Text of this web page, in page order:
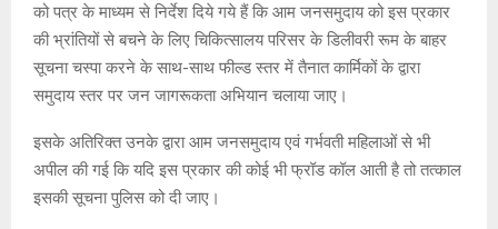
को पत्र के माध्यम से निर्देश दिये गये हैं कि आम जनसमुदाय को इस प्रकार
की भ्रांतियों से बचने के लिए चिकित्सालय परिसर के डिलीवरी रूम के बाहर
सूचना चस्पा करने के साथ-साथ फील्ड स्तर में तैनात कार्मिकों के द्वारा
समुदाय स्तर पर जन जागरूकता अभियान चलाया जाए।
इसके अतिरिक्त उनके द्वारा आम जनसमुदाय एवं गर्भवती महिलाओं से भी
अपील की गई कि यदि इस प्रकार की कोई भी फ्रॉड कॉल आती है तो तत्काल
इसकी सूचना पुलिस को दी जाए।